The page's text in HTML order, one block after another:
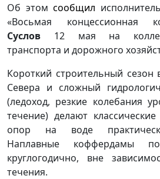
Об этомсообщил
«Восьмая концессионная
Суслов 12 мая на
транспорта и дорожного
Короткий строительный сезон
Севера и сложный
(ледоход, резкие колебания
течение) делают
опор на воде
Наплавные коффердамы
круглогодично, вне
течения.